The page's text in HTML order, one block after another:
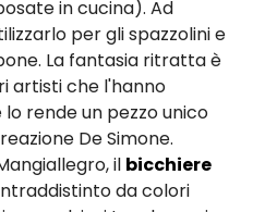
in cucina). Ad
per gli spazzolini e
La fantasia ritratta è
artisti che l'hanno
lo rende un pezzo unico
De Simone.
il bicchiere
da colori